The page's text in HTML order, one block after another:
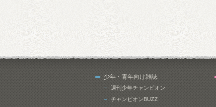
少年・青年向け雑誌
週刊少年チャンピオン
チャンピオンBUZZ